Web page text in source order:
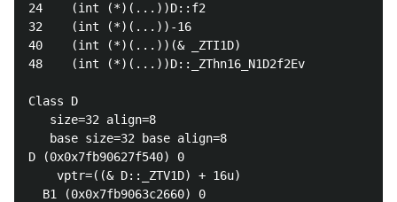
24    (int (*)(...))D::f2
32    (int (*)(...))-16
40    (int (*)(...))(& _ZTI1D)
48    (int (*)(...))D::_ZThn16_N1D2f2Ev
Class D
   size=32 align=8
   base size=32 base align=8
D (0x0x7fb90627f540) 0
    vptr=((& D::_ZTV1D) + 16u)
  B1 (0x0x7fb9063c2660) 0